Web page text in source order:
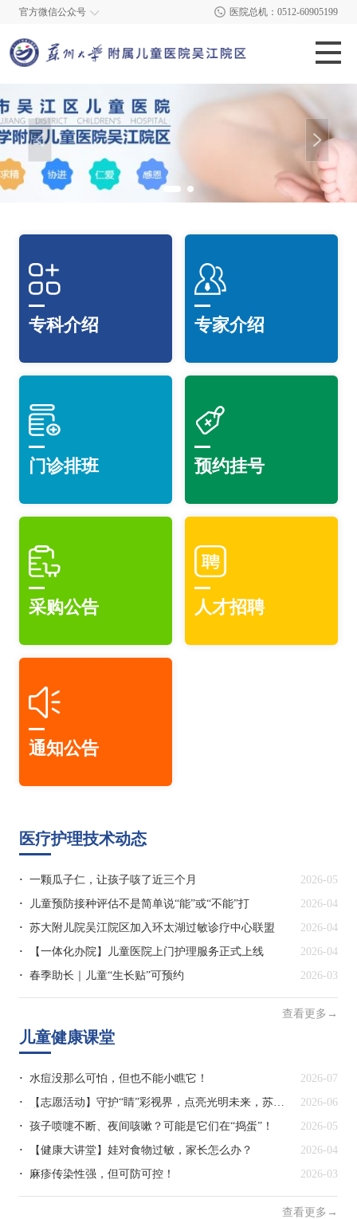
官方微信公众号 医院总机：0512-60905199
专科介绍 专家介绍
门诊排班 预约挂号
采购公告 人才招聘
通知公告
医疗护理技术动态
一颗瓜子仁，让孩子咳了近三个月
2026-05
儿童预防接种评估不是简单说“能”或“不能”打
2026-04
苏大附儿院吴江院区加入环太湖过敏诊疗中心联盟
2026-04
【一体化办院】儿童医院上门护理服务正式上线
2026-04
春季助长｜儿童“生长贴”可预约
2026-03
查看更多→
儿童健康课堂
水痘没那么可怕，但也不能小瞧它！
2026-07
【志愿活动】守护“睛”彩视界，点亮光明未来，苏大
2026-06
孩子喷嚏不断、夜间咳嗽？可能是它们在“捣蛋”！
2026-05
【健康大讲堂】娃对食物过敏，家长怎么办？
2026-04
麻疹传染性强，但可防可控！
2026-03
查看更多→